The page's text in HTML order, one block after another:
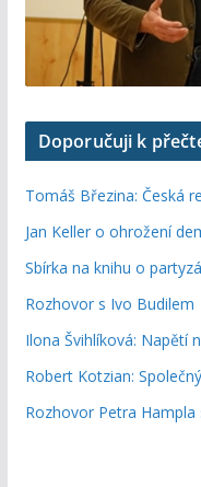
Doporučuji k
Tomáš Březina: Česká
Jan Keller o ohrožení
Sbírka na knihu o
Rozhovor s Ivo Budilem
Ilona Švihlíková: Napětí
Robert Kotzian:
Rozhovor Petra